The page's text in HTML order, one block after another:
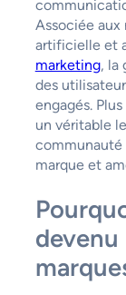
Associée
artificielle et
marketing, la
des
engagés.
un véritable
communauté
marque et